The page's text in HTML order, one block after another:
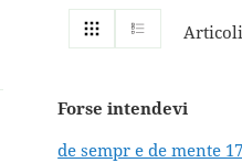
Mostra
come
Griglia Articoli
Forse intendevi
de sempr e de mente